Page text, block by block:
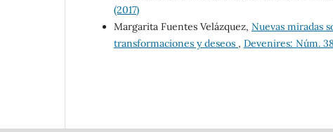
(2017)
Margarita Fuentes Velázquez, Nuevas miradas
transformaciones y deseos , Devenires: Núm.